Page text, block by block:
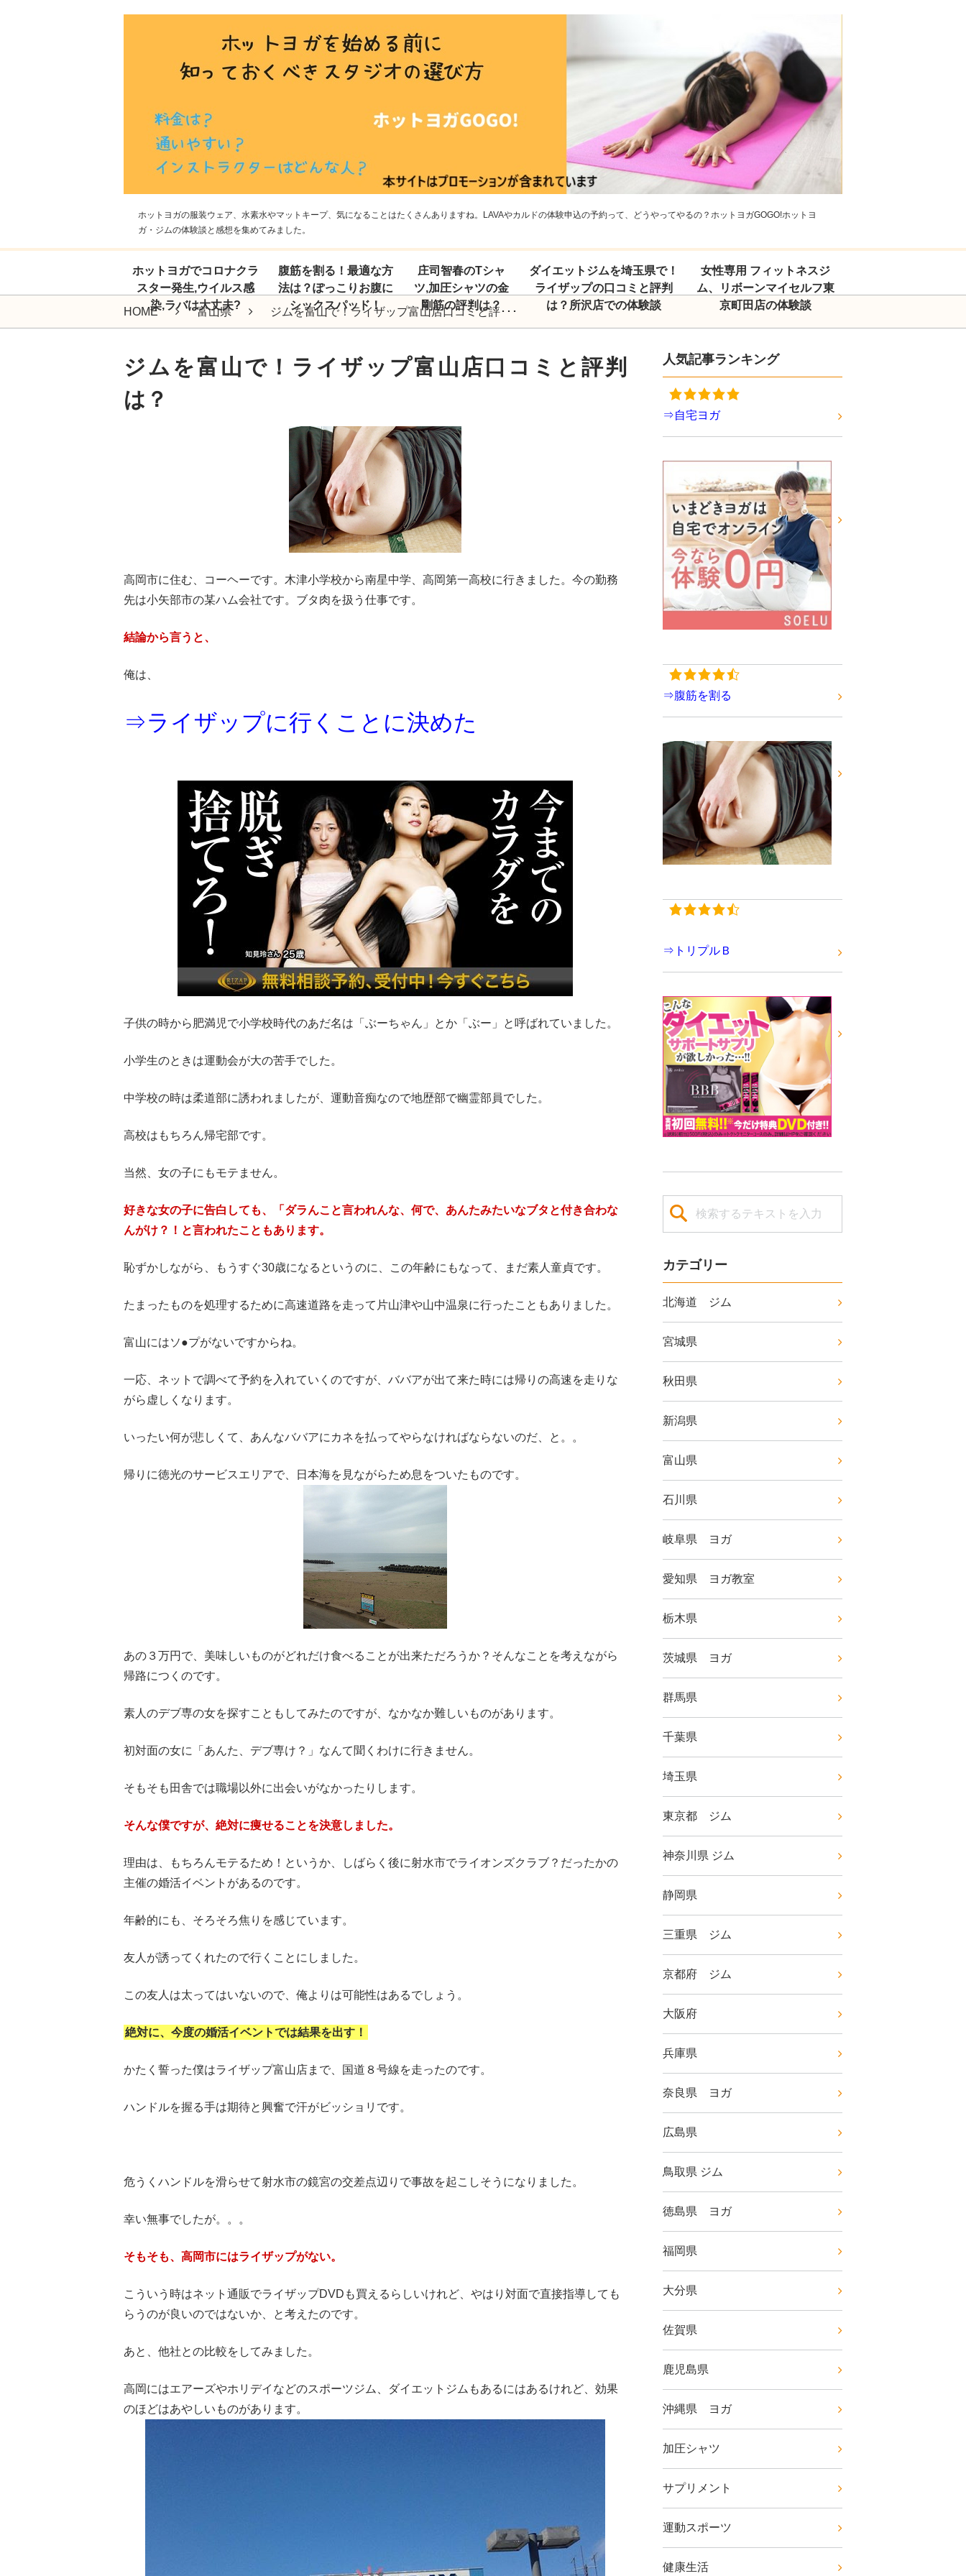
ホットヨガの服装ウェア、水素水やマットキープ、気になることはたくさんありますね。LAVAやカルドの体験申込の予約って、どうやってやるの？ホットヨガGOGO!ホットヨ
ガ・ジムの体験談と感想を集めてみました。
ホットヨガでコロナクラ
スター発生,ウイルス感
染,ラバは大丈夫?
腹筋を割る！最適な方
法は？ぽっこりお腹に
シックスパッド！
庄司智春のTシャ
ツ,加圧シャツの金
剛筋の評判は？
ダイエットジムを埼玉県で！
ライザップの口コミと評判
は？所沢店での体験談
女性専用 フィットネスジ
ム、リボーンマイセルフ東
京町田店の体験談
HOME 富山県 ジムを富山で！ライザップ富山店口コミと評･･･
ジムを富山で！ライザップ富山店口コミと評判
は？
高岡市に住む、コーヘーです。木津小学校から南星中学、高岡第一高校に行きました。今の勤務
先は小矢部市の某ハム会社です。ブタ肉を扱う仕事です。
結論から言うと、
俺は、
⇒ライザップに行くことに決めた
子供の時から肥満児で小学校時代のあだ名は「ぶーちゃん」とか「ぶー」と呼ばれていました。
小学生のときは運動会が大の苦手でした。
中学校の時は柔道部に誘われましたが、運動音痴なので地歴部で幽霊部員でした。
高校はもちろん帰宅部です。
当然、女の子にもモテません。
好きな女の子に告白しても、「ダラんこと言われんな、何で、あんたみたいなブタと付き合わな
んがけ？！と言われたこともあります。
恥ずかしながら、もうすぐ30歳になるというのに、この年齢にもなって、まだ素人童貞です。
たまったものを処理するために高速道路を走って片山津や山中温泉に行ったこともありました。
富山にはソ●プがないですからね。
一応、ネットで調べて予約を入れていくのですが、ババアが出て来た時には帰りの高速を走りな
がら虚しくなります。
いったい何が悲しくて、あんなババアにカネを払ってやらなければならないのだ、と。。
帰りに徳光のサービスエリアで、日本海を見ながらため息をついたものです。
あの３万円で、美味しいものがどれだけ食べることが出来ただろうか？そんなことを考えながら
帰路につくのです。
素人のデブ専の女を探すこともしてみたのですが、なかなか難しいものがあります。
初対面の女に「あんた、デブ専け？」なんて聞くわけに行きません。
そもそも田舎では職場以外に出会いがなかったりします。
そんな僕ですが、絶対に痩せることを決意しました。
理由は、もちろんモテるため！というか、しばらく後に射水市でライオンズクラブ？だったかの
主催の婚活イベントがあるのです。
年齢的にも、そろそろ焦りを感じています。
友人が誘ってくれたので行くことにしました。
この友人は太ってはいないので、俺よりは可能性はあるでしょう。
絶対に、今度の婚活イベントでは結果を出す！
かたく誓った僕はライザップ富山店まで、国道８号線を走ったのです。
ハンドルを握る手は期待と興奮で汗がビッショリです。
危うくハンドルを滑らせて射水市の鏡宮の交差点辺りで事故を起こしそうになりました。
幸い無事でしたが。。。
そもそも、高岡市にはライザップがない。
こういう時はネット通販でライザップDVDも買えるらしいけれど、やはり対面で直接指導しても
らうのが良いのではないか、と考えたのです。
あと、他社との比較をしてみました。
高岡にはエアーズやホリデイなどのスポーツジム、ダイエットジムもあるにはあるけれど、効果
のほどはあやしいものがあります。
人気記事ランキング
⇒自宅ヨガ
⇒腹筋を割る
⇒トリプルＢ
カテゴリー
北海道 ジム
宮城県
秋田県
新潟県
富山県
石川県
岐阜県 ヨガ
愛知県 ヨガ教室
栃木県
茨城県 ヨガ
群馬県
千葉県
埼玉県
東京都 ジム
神奈川県 ジム
静岡県
三重県 ジム
京都府 ジム
大阪府
兵庫県
奈良県 ヨガ
広島県
鳥取県 ジム
徳島県 ヨガ
福岡県
大分県
佐賀県
鹿児島県
沖縄県 ヨガ
加圧シャツ
サプリメント
運動スポーツ
健康生活